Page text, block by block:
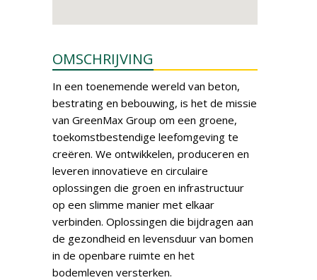
OMSCHRIJVING
In een toenemende wereld van beton,
bestrating en bebouwing, is het de missie
van GreenMax Group om een groene,
toekomstbestendige leefomgeving te
creëren. We ontwikkelen, produceren en
leveren innovatieve en circulaire
oplossingen die groen en infrastructuur
op een slimme manier met elkaar
verbinden. Oplossingen die bijdragen aan
de gezondheid en levensduur van bomen
in de openbare ruimte en het
bodemleven versterken.